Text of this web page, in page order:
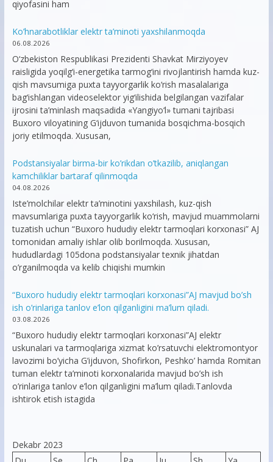
qiyofasini ham
Ko’hnarabotliklar elektr ta’minoti yaxshilanmoqda
06.08.2026
O‘zbekiston Respublikasi Prezidenti Shavkat Mirziyoyev
raisligida yoqilg‘i-energetika tarmog‘ini rivojlantirish hamda kuz-
qish mavsumiga puxta tayyorgarlik ko‘rish masalalariga
bag‘ishlangan videoselektor yig‘ilishida belgilangan vazifalar
ijrosini ta’minlash maqsadida «Yangiyo‘l» tumani tajribasi
Buxoro viloyatining G‘ijduvon tumanida bosqichma-bosqich
joriy etilmoqda. Xususan,
Podstansiyalar birma-bir ko’rikdan o’tkazilib, aniqlangan
kamchiliklar bartaraf qilinmoqda
04.08.2026
Iste’molchilar elektr ta’minotini yaxshilash, kuz-qish
mavsumlariga puxta tayyorgarlik ko‘rish, mavjud muammolarni
tuzatish uchun “Buxoro hududiy elektr tarmoqlari korxonasi” AJ
tomonidan amaliy ishlar olib borilmoqda. Xususan,
hududlardagi 105dona podstansiyalar texnik jihatdan
o’rganilmoqda va kelib chiqishi mumkin
“Buxoro hududiy elektr tarmoqlari korxonasi”AJ mavjud bo’sh
ish o’rinlariga tanlov e’lon qilganligini ma’lum qiladi.
03.08.2026
“Buxoro hududiy elektr tarmoqlari korxonasi”AJ elektr
uskunalari va tarmoqlariga xizmat ko’rsatuvchi elektromontyor
lavozimi bo’yicha G’ijduvon, Shofirkon, Peshko’ hamda Romitan
tuman elektr ta’minoti korxonalarida mavjud bo’sh ish
o’rinlariga tanlov e’lon qilganligini ma’lum qiladi.Tanlovda
ishtirok etish istagida
Dekabr 2023